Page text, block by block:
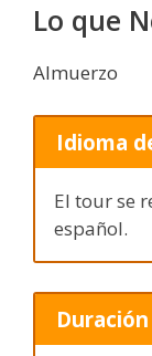
Lo que
Almuerzo
Idioma
El tour se
español.
Duración